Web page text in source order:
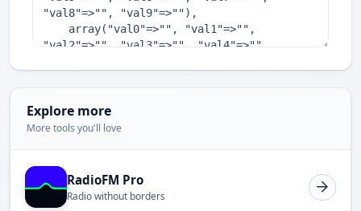
Explore more
More tools you'll love
RadioFM Pro
Radio without borders